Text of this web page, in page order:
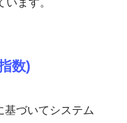
ます。
数)
基づいてシステム